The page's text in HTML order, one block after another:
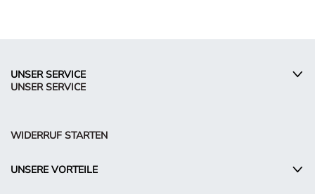
UNSER SERVICE
UNSER SERVICE
WIDERRUF STARTEN
UNSERE VORTEILE